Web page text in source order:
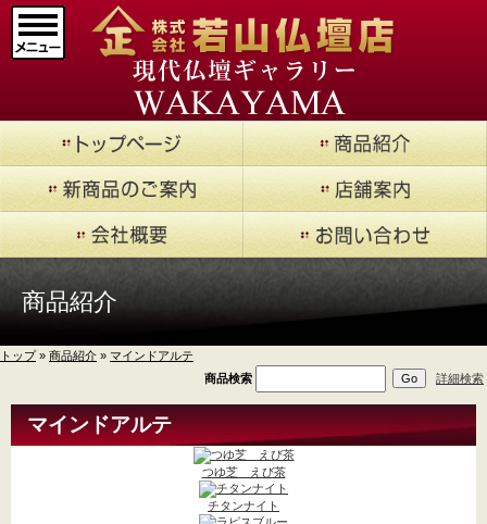
マインドアルテ(9)
メモリアルジュエリ
ー(20)
現代仏壇 廃盤品現品セ
ール(14)
仏壇->(853)
仏具->
寺院用具->(1)
厨子(5)
商品紹介
トップ» 商品紹介 » マインドアルテ
商品検索
詳細検索
マインドアルテ
つゆ芝 えび茶
チタンナイト